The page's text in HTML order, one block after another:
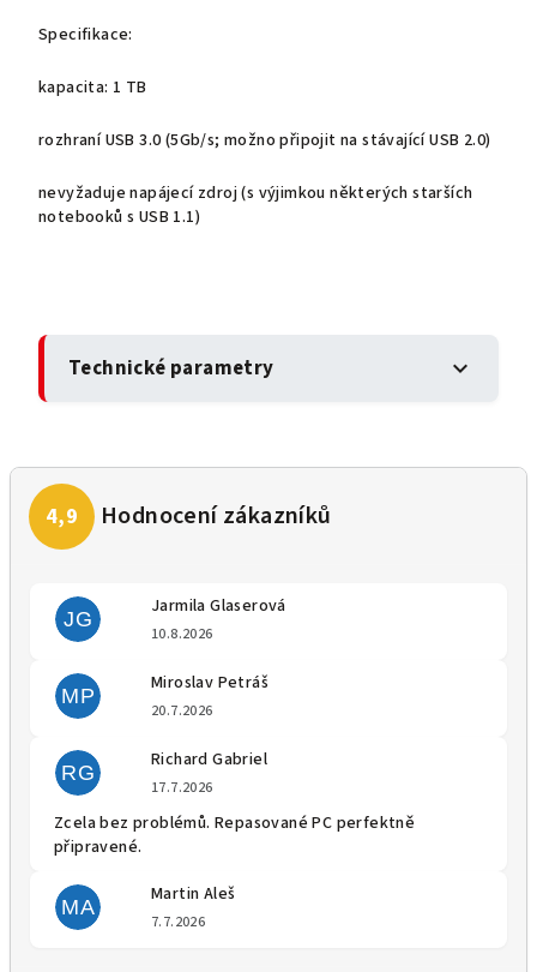
Specifikace:
kapacita: 1 TB
rozhraní USB 3.0 (5Gb/s; možno připojit na stávající USB 2.0)
nevyžaduje napájecí zdroj (s výjimkou některých starších
notebooků s USB 1.1)
Technické parametry expand_more
JG
Jarmila Glaserová
10.8.2026
MP
Miroslav Petráš
20.7.2026
RG
Richard Gabriel
17.7.2026
Zcela bez problémů. Repasované PC perfektně
připravené.
MA
Martin Aleš
7.7.2026